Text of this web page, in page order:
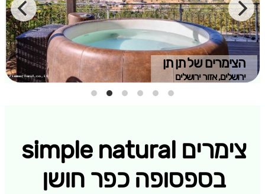
הצימרים של תן תן
ירושלים, אזור ירושלים
צימרים simple natural
בספסופה כפר חושן